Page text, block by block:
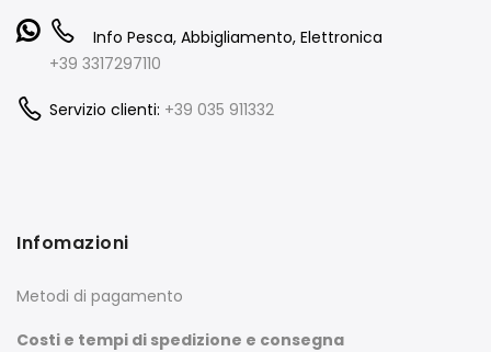
Info Pesca, Abbigliamento, Elettronica
+39 3317297110
Servizio clienti: +39 035 911332
Infomazioni
Metodi di pagamento
Costi e tempi di spedizione e consegna